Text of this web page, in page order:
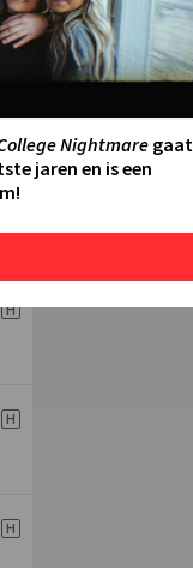
H
H
H
H
Over BVN
Nightmaregaat
jaren en is een